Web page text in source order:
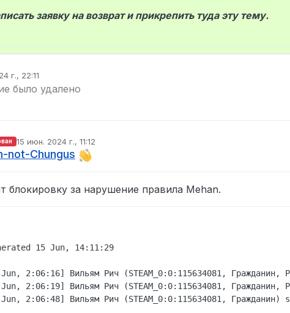
заявку на возврат и прикрепить туда эту тему.
г., 22:11
было удалено
15 июн. 2024 г., 11:12
отредактировано
not-Chungus
блокировку за нарушение правила Mehan.
15 Jun, 14:11:29
2:06:16] Вильям Рич (STEAM_0:0:115634081,
2:06:19] Вильям Рич (STEAM_0:0:115634081,
2:06:48] Вильям Рич (STEAM_0:0:115634081,